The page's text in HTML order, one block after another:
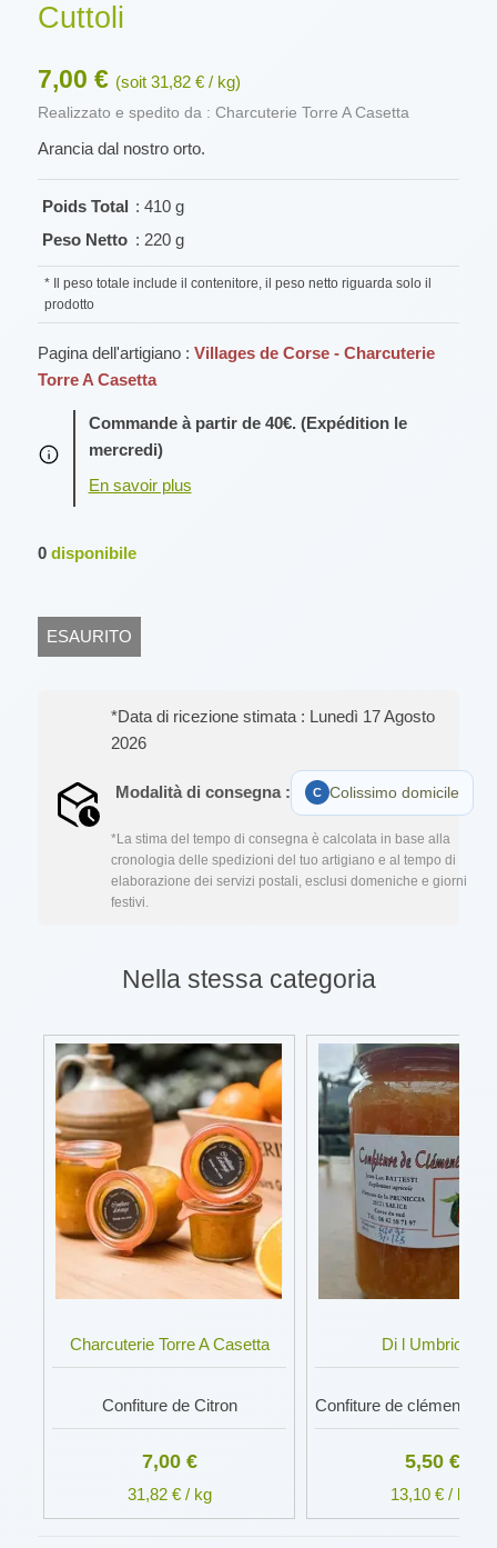
Cuttoli
7,00 € (soit 31,82 € / kg)
Realizzato e spedito da : Charcuterie Torre A Casetta
Arancia dal nostro orto.
Poids Total : 410 g
Peso Netto : 220 g
* Il peso totale include il contenitore, il peso netto riguarda solo il
prodotto
Pagina dell'artigiano : Villages de Corse - Charcuterie
Torre A Casetta
Commande à partir de 40€. (Expédition le
mercredi)
0 disponibile
ESAURITO
*Data di ricezione stimata : Lunedì 17 Agosto
2026
Modalità di consegna : Colissimo domicile
*La stima del tempo di consegna è calcolata in base alla
cronologia delle spedizioni del tuo artigiano e al tempo di
elaborazione dei servizi postali, esclusi domeniche e giorni
festivi.
Nella stessa categoria
Charcuterie Torre A Casetta
Confiture de Citron
7,00 €
31,82 € / kg
Di l Umbriccia
Confiture de
5,50 €
13,10 € / kg